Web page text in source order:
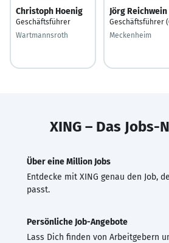
Christoph Hoenig
Geschäftsführer
Wartmannsroth
Jörg Reichwein
Geschäftsführer
Meckenheim
XING – Das Jobs-
Über eine Million Jobs
Entdecke mit XING genau den Job,
passt.
Persönliche Job-Angebote
Lass Dich finden von Arbeitgebern